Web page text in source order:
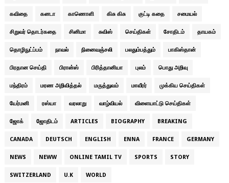
கவிதை கனடா காணொளி கிசு கிசு குட்டி கதை சமையல்
சிறுவர் தொடர்கதை சினிமா சுவிஸ் செய்திகள் சோதிடம் தாயகம்
தொழிநுட்ப்பம் நாவல் நினைவஞ்சலி பலதும்பத்தும் பாகிஸ்தான்
பிரதான செய்தி பிரான்ஸ் பிரித்தானியா புலம் பொது அறிவு
மந்திரம் மரண அறிவித்தல் மருத்துவம் மாவீரர் முக்கிய செய்திகள்
யேர்மனி ரஸ்யா வரலாறு வாழ்வியல் விளையாட்டு செய்திகள்
ஜோக் ஜோதிடம் ARTICLES BIOGRAPHY BREAKING
CANADA DEUTSCH ENGLISH ENNA FRANCE GERMANY
NEWS NEWW ONLINE TAMIL TV SPORTS STORY
SWITZERLAND U.K WORLD